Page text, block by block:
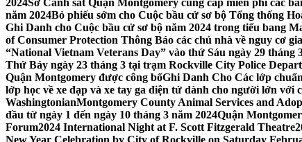
2024Sở Cảnh sát Quận Montgomery cung cấp miễn phí các
năm 2024Bỏ phiếu sớm cho Cuộc bầu cử sơ bộ Tổng thống
Ghi Danh cho Cuộc bầu cử sơ bộ năm 2024 trong tiểu bang
of Consumer Protection Thông Báo các chủ nhà về nguy cơ
“National Vietnam Veterans Day” vào thứ Sáu ngày 29
Thứ Bảy ngày 23 tháng 3 tại trạm Rockville City Police
Quận Montgomery được công bốGhi Danh Cho Các lớp
lớp học về xe đạp và xe tay ga điện tử dành cho người lớn
WashingtonianMontgomery County Animal Services and
đầu từ ngày 1 đến ngày 10 tháng 3 năm 2024Quận
Forum2024 International Night at F. Scott Fitzgerald Theatre